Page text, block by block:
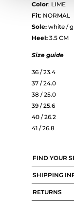
Color: LIME
Fit: NORMAL
Sole:white /
Heel:3.5 CM
Size guide
36 / 23.4
37 / 24.0
38 / 25.0
39 / 25.6
40 / 26.2
41 / 26.8
FIND YOUR
SHIPPING
RETURNS